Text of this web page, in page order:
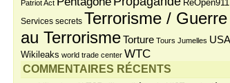
Patriot Act ReOpen911
Services secrets Terrorisme / Guerre
au TerrorismeTorture Tours Jumelles USA
Wikileaks world trade center WTC
COMMENTAIRES RÉCENTS